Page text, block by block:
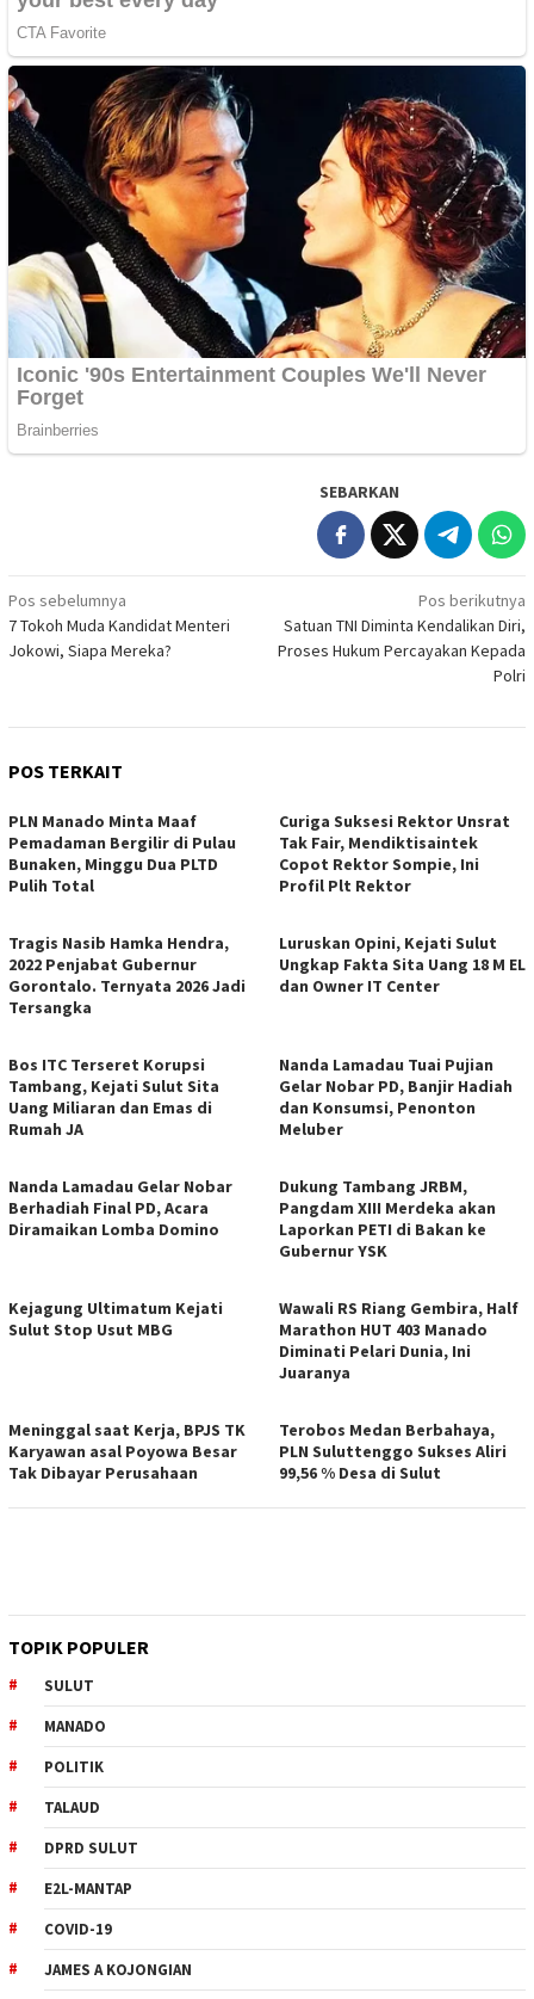
SEBARKAN
Navigasi
pos
Pos sebelumnya
7 Tokoh Muda Kandidat Menteri
Jokowi, Siapa Mereka?
Pos berikutnya
Satuan TNI Diminta Kendalikan Diri,
Proses Hukum Percayakan Kepada
Polri
POS TERKAIT
PLN Manado Minta Maaf
Pemadaman Bergilir di Pulau
Bunaken, Minggu Dua PLTD
Pulih Total
Curiga Suksesi Rektor Unsrat
Tak Fair, Mendiktisaintek
Copot Rektor Sompie, Ini
Profil Plt Rektor
Tragis Nasib Hamka Hendra,
2022 Penjabat Gubernur
Gorontalo. Ternyata 2026 Jadi
Tersangka
Luruskan Opini, Kejati Sulut
Ungkap Fakta Sita Uang 18 M EL
dan Owner IT Center
Bos ITC Terseret Korupsi
Tambang, Kejati Sulut Sita
Uang Miliaran dan Emas di
Rumah JA
Nanda Lamadau Tuai Pujian
Gelar Nobar PD, Banjir Hadiah
dan Konsumsi, Penonton
Meluber
Nanda Lamadau Gelar Nobar
Berhadiah Final PD, Acara
Diramaikan Lomba Domino
Dukung Tambang JRBM,
Pangdam XIII Merdeka akan
Laporkan PETI di Bakan ke
Gubernur YSK
Kejagung Ultimatum Kejati
Sulut Stop Usut MBG
Wawali RS Riang Gembira, Half
Marathon HUT 403 Manado
Diminati Pelari Dunia, Ini
Juaranya
Meninggal saat Kerja, BPJS TK
Karyawan asal Poyowa Besar
Tak Dibayar Perusahaan
Terobos Medan Berbahaya,
PLN Suluttenggo Sukses Aliri
99,56 % Desa di Sulut
TOPIK POPULER
SULUT
MANADO
POLITIK
TALAUD
DPRD SULUT
E2L-MANTAP
COVID-19
JAMES A KOJONGIAN